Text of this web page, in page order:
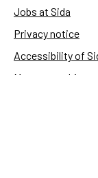
Jobs at Sida
Privacy notice
Accessibility of
Manage cookies